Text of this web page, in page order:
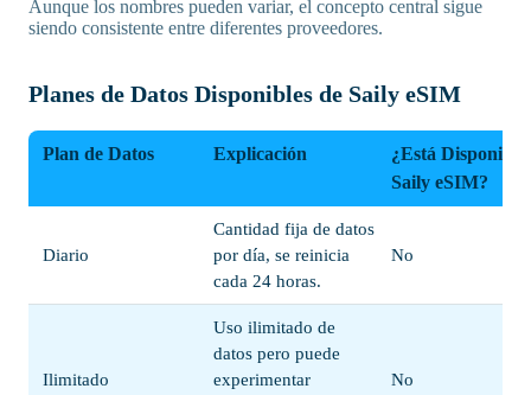
Aunque los nombres pueden variar, el concepto central sigue
siendo consistente entre diferentes proveedores.
Planes de Datos Disponibles de Saily eSIM
Plan de Datos Explicación
¿Está Disponible
Saily eSIM?
Diario
Cantidad fija de datos
por día, se reinicia
cada 24 horas.
No
Ilimitado
Uso ilimitado de
datos pero puede
experimentar
No